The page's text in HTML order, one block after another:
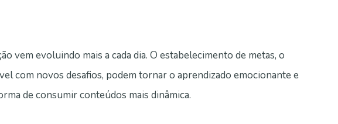
vem evoluindo mais a cada dia. O estabelecimento de metas, o
com novos desafios, podem tornar o aprendizado emocionante e
de consumir conteúdos mais dinâmica.